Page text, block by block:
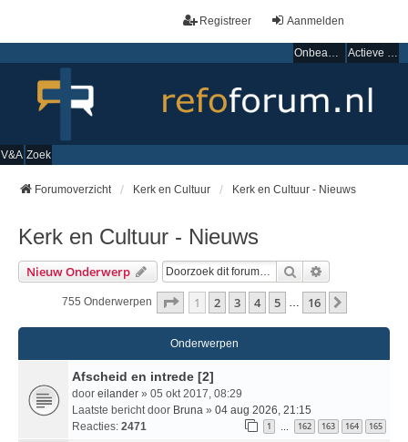
Aanmelden
Registreer
Onbeantwoorde onderwerpen Actieve onderwerpen
V&A Zoek
Forumoverzicht Kerk en Cultuur Kerk en Cultuur - Nieuws
Kerk en Cultuur - Nieuws
Nieuw Onderwerp Zoek
755 Onderwerpen Pagina Van16
1 2 3 4 5 16
Onderwerpen
Afscheid en intrede [2]
door eilander » 05 okt 2017, 08:29
Laatste bericht door Bruna » 04 aug 2026, 21:15
Reacties: 2471 1 … 162 163 164 165